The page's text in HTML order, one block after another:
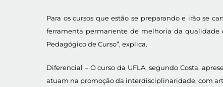
Para os cursos que estão se preparando e irão se
ferramenta permanente de melhoria da qualidade
Pedagógico de Curso”, explica.
Diferencial – O curso da UFLA, segundo Costa,
atuam na promoção da interdisciplinaridade, com